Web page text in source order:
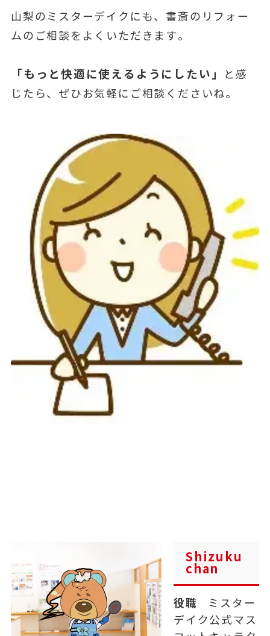
山梨のミスターデイクにも、書斎のリフォー
ムのご相談をよくいただきます。
「もっと快適に使えるようにしたい」
と感
じたら、ぜひお気軽にご相談くださいね。
Shizuku
chan
役職
ミスター
デイク公式マス